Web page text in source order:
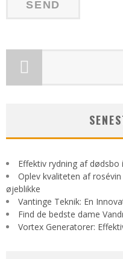
Effektiv rydning af dødsbo
Oplev kvaliteten af
øjeblikke
Vantinge Teknik: En
Find de bedste dame
Vortex Generatorer: